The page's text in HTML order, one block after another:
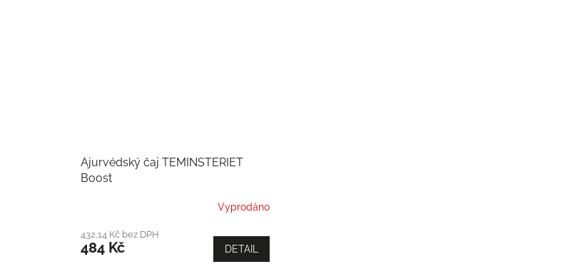
Ajurvédský čaj TEMINSTERIET
Boost
Vyprodáno
432,14 Kč bez DPH
484 Kč DETAIL